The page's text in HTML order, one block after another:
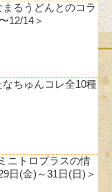
まるうどんとのコラ
12/14＞
なちゅんコレ全10種
ニトロプラスの情
日(金)～31日(日)＞